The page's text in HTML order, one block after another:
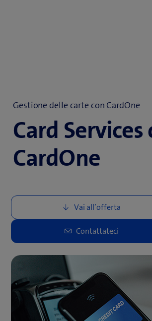
Gestione delle carte con CardOne
Card Services
CardOne